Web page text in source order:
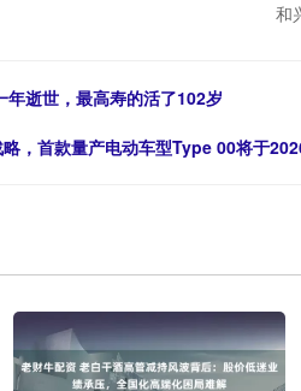
和
逝世，最高寿的活了102岁
，首款量产电动车型Type 00将于